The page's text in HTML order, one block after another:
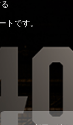
トです。